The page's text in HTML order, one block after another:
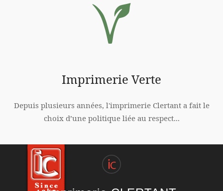
Imprimerie Verte
Depuis plusieurs années, l'imprimerie Clertant a fait le
choix d’une politique liée au respect...